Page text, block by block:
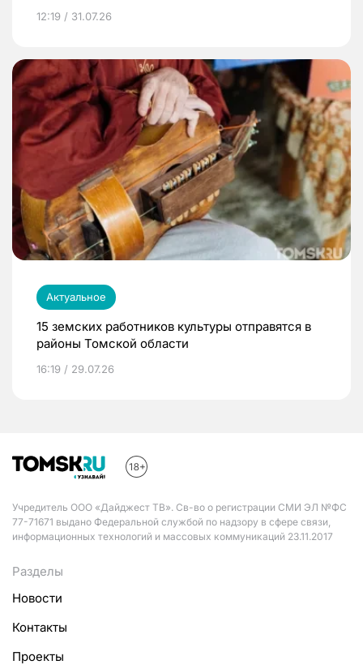
12:19 / 31.07.26
Актуальное
15 земских работников культуры отправятся в
районы Томской области
16:19 / 29.07.26
Учредитель ООО «Дайджест ТВ». Св-во о регистрации СМИ ЭЛ №ФС
77-71671 выдано Федеральной службой по надзору в сфере связи,
информационных технологий и массовых коммуникаций 23.11.2017
Разделы
Новости
Контакты
Проекты